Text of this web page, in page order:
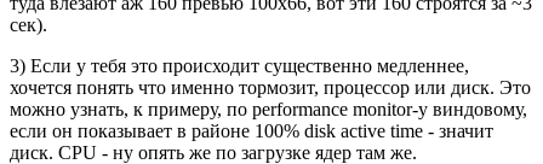
сек).
3) Если у тебя это происходит существенно медленнее,
хочется понять что именно тормозит, процессор или диск. Это
можно узнать, к примеру, по performance monitor-у виндовому,
если он показывает в районе 100% disk active time - значит
диск. CPU - ну опять же по загрузке ядер там же.